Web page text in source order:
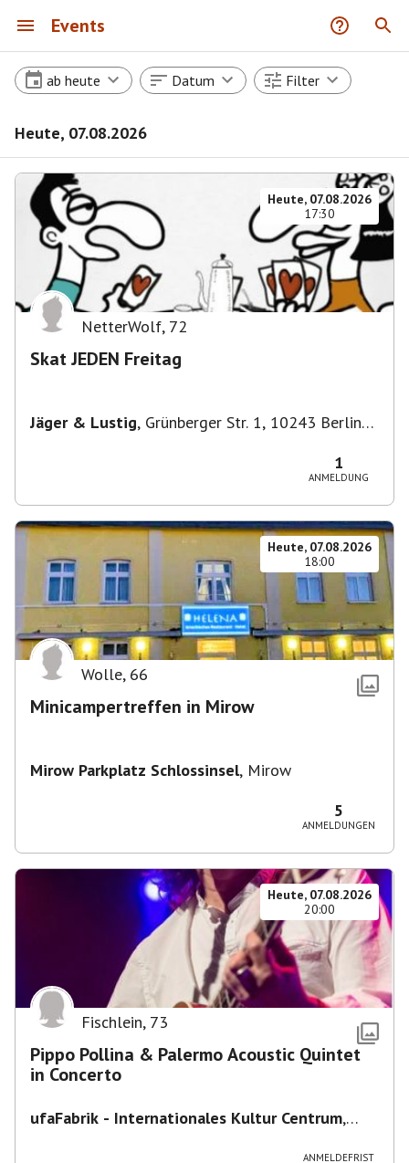
Events
ab heute Datum Filter
Heute, 07.08.2026
Heute, 07.08.2026
17:30
NetterWolf, 72
Skat JEDEN Freitag
Jäger & Lustig, Grünberger Str. 1, 10243 Berlin-
1
ANMELDUNG
Heute, 07.08.2026
18:00
Wolle, 66
Minicampertreffen in Mirow
Mirow Parkplatz Schlossinsel, Mirow
5
ANMELDUNGEN
Heute, 07.08.2026
20:00
Fischlein, 73
Pippo Pollina & Palermo Acoustic Quintet
in Concerto
ufaFabrik - Internationales Kultur Centrum,
ANMELDEFRIST